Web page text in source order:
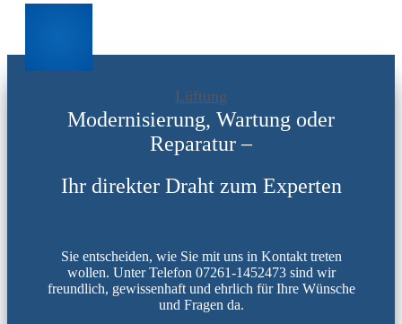
Lüftung
Modernisierung, Wartung oder
Reparatur –
Ihr direkter Draht zum Experten
Sie entscheiden, wie Sie mit uns in Kontakt treten
wollen. Unter Telefon 07261-1452473 sind wir
freundlich, gewissenhaft und ehrlich für Ihre Wünsche
und Fragen da.